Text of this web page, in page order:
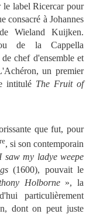
le label Ricercar pour
consacré à Johannes
Wieland Kuijken.
de la Cappella
chef d'ensemble et
un premier
intitulé The Fruit of
que fut, pour
, si son contemporain
I saw my ladye weepe
(1600), pouvait le
Holborne», la
particulièrement
dont on peut juste